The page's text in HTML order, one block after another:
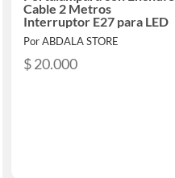
Cable 2 Metros
Interruptor E27 para LED
Por ABDALA STORE
$ 20.000